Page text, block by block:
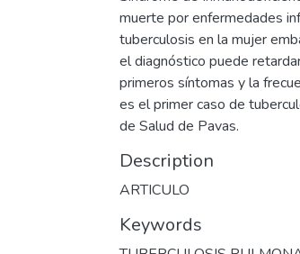
muerte por enfermedades
tuberculosis en la mujer
el diagnóstico puede
primeros síntomas y la
es el primer caso de
de Salud de Pavas.
Description
ARTICULO
Keywords